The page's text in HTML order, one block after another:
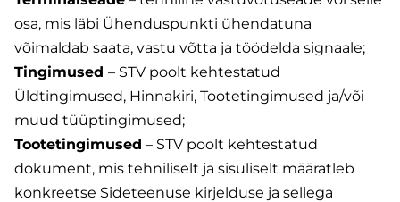
osa, mis läbi Ühenduspunkti ühendatuna
võimaldab saata, vastu võtta ja töödelda signaale;
Tingimused – STV poolt kehtestatud
Üldtingimused, Hinnakiri, Tootetingimused ja/või
muud tüüptingimused;
Tootetingimused – STV poolt kehtestatud
dokument, mis tehniliselt ja sisuliselt määratleb
konkreetse Sideteenuse kirjelduse ja sellega